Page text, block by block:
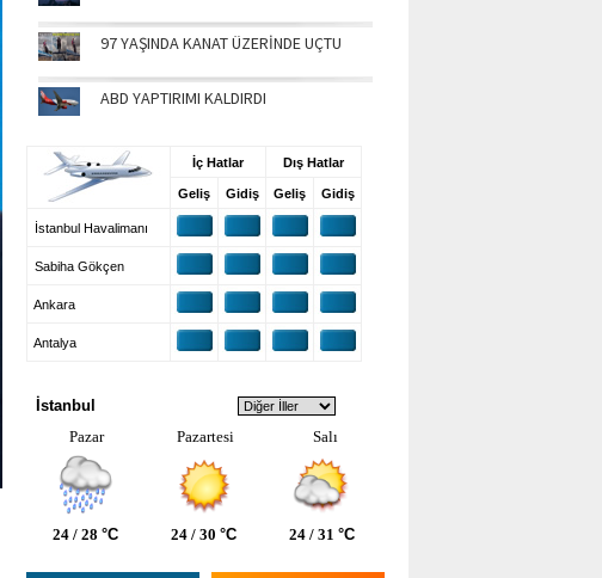
97 YAŞINDA KANAT ÜZERİNDE UÇTU
ABD YAPTIRIMI KALDIRDI
İç Hatlar Dış Hatlar
Geliş Gidiş Geliş Gidiş
İstanbul Havalimanı
Sabiha Gökçen
Ankara
Antalya
İstanbul
Pazar
Pazartesi Salı
24 / 28 °C 24 / 30 °C 24 / 31 °C